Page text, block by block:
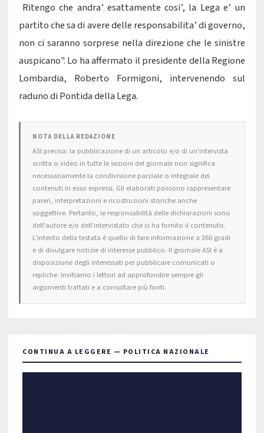
Ritengo che andra’ esattamente cosi’, la Lega e’ un
partito che sa di avere delle responsabilita’ di governo,
non ci saranno sorprese nella direzione che le sinistre
auspicano". Lo ha affermato il presidente della Regione
Lombardia, Roberto Formigoni, intervenendo sul
raduno di Pontida della Lega.
NOTA DELLA REDAZIONE
ASI precisa: la pubblicazione di un articolo e/o di un'intervista
scritta o video in tutte le sezioni del giornale non significa
necessariamente la condivisione parziale o integrale dei
contenuti in esso espressi. Gli elaborati possono rappresentare
pareri, interpretazioni e ricostruzioni storiche anche
soggettive. Pertanto, le responsabilità delle dichiarazioni sono
dell'autore e/o dell'intervistato che ci ha fornito il contenuto.
L'intento della testata è quello di fare informazione a 360 gradi
e di divulgare notizie di interesse pubblico. Il giornale ASI è a
disposizione degli interessati per pubblicare comunicati o
repliche. Invitiamo i lettori ad approfondire sempre gli
argomenti trattati e a consultare più fonti.
CONTINUA A LEGGERE — POLITICA NAZIONALE